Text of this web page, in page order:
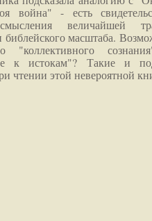
война" - есть
величайшей
библейского масштаба.
"коллективного
к истокам"? Такие и
чтении этой невероятной